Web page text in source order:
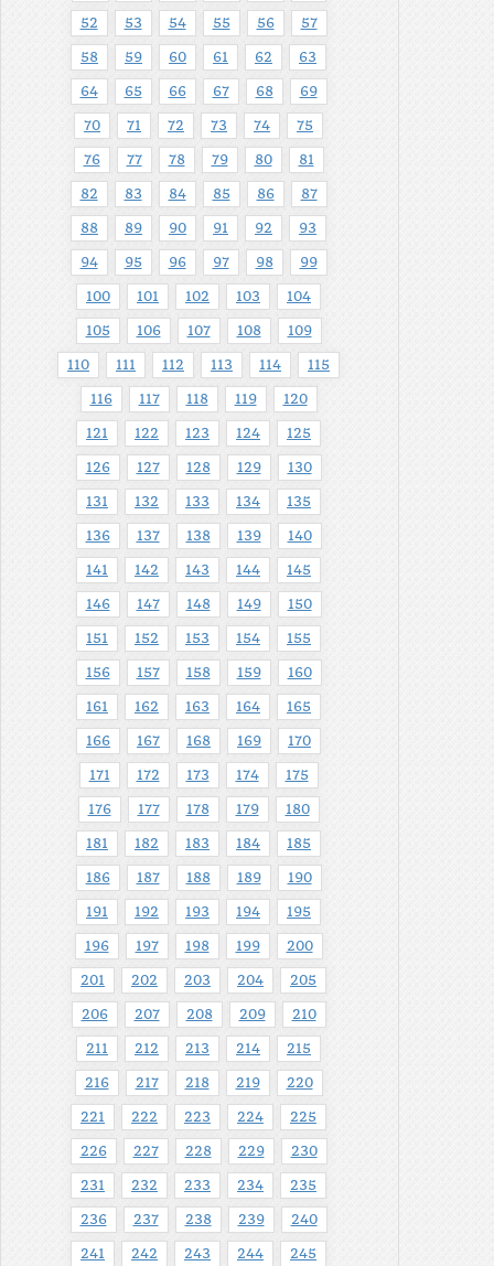
52 53 54 55 56 57
58 59 60 61 62 63
64 65 66 67 68 69
70 71 72 73 74 75
76 77 78 79 80 81
82 83 84 85 86 87
88 89 90 91 92 93
94 95 96 97 98 99
100 101 102 103 104
105 106 107 108 109
110 111 112 113 114 115
116 117 118 119 120
121 122 123 124 125
126 127 128 129 130
131 132 133 134 135
136 137 138 139 140
141 142 143 144 145
146 147 148 149 150
151 152 153 154 155
156 157 158 159 160
161 162 163 164 165
166 167 168 169 170
171 172 173 174 175
176 177 178 179 180
181 182 183 184 185
186 187 188 189 190
191 192 193 194 195
196 197 198 199 200
201 202 203 204 205
206 207 208 209 210
211 212 213 214 215
216 217 218 219 220
221 222 223 224 225
226 227 228 229 230
231 232 233 234 235
236 237 238 239 240
241 242 243 244 245